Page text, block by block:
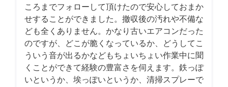
ころまでフォローして頂けたので安心しておまか
せすることができました。撤収後の汚れや不備な
ども全くありません。かなり古いエアコンだった
のですが、どこが脆くなっているか、どうしてこ
ういう音が出るかなどもちょいちょい作業中に聞
くことができて経験の豊富さを伺えます。鉄っぽ
いというか、埃っぽいというか、清掃スプレーで